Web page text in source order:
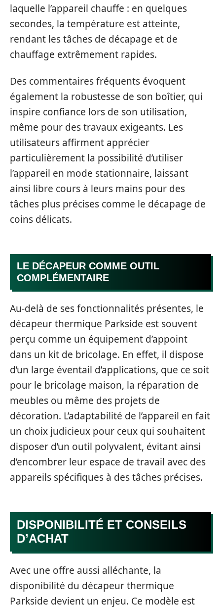
laquelle l’appareil chauffe : en quelques
secondes, la température est atteinte,
rendant les tâches de décapage et de
chauffage extrêmement rapides.
Des commentaires fréquents évoquent
également la robustesse de son boîtier, qui
inspire confiance lors de son utilisation,
même pour des travaux exigeants. Les
utilisateurs affirment apprécier
particulièrement la possibilité d’utiliser
l’appareil en mode stationnaire, laissant
ainsi libre cours à leurs mains pour des
tâches plus précises comme le décapage de
coins délicats.
LE DÉCAPEUR COMME OUTIL
COMPLÉMENTAIRE
Au-delà de ses fonctionnalités présentes, le
décapeur thermique Parkside est souvent
perçu comme un équipement d’appoint
dans un kit de bricolage. En effet, il dispose
d’un large éventail d’applications, que ce soit
pour le bricolage maison, la réparation de
meubles ou même des projets de
décoration. L’adaptabilité de l’appareil en fait
un choix judicieux pour ceux qui souhaitent
disposer d’un outil polyvalent, évitant ainsi
d’encombrer leur espace de travail avec des
appareils spécifiques à des tâches précises.
DISPONIBILITÉ ET CONSEILS
D’ACHAT
Avec une offre aussi alléchante, la
disponibilité du décapeur thermique
Parkside devient un enjeu. Ce modèle est